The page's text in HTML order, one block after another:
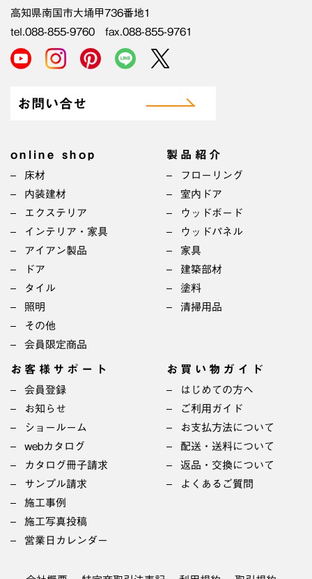
高知県南国市大埇甲736番地1
tel.088-855-9760 fax.088-855-9761
お問い合せ
online shop
床材
内装建材
エクステリア
インテリア・家具
アイアン製品
ドア
タイル
照明
その他
会員限定商品
製品紹介
フローリング
室内ドア
ウッドボード
ウッドパネル
家具
建築部材
塗料
清掃用品
お客様サポート
会員登録
お知らせ
ショールーム
webカタログ
カタログ冊子請求
サンプル請求
施工事例
施工写真投稿
営業日カレンダー
お買い物ガイド
はじめての方へ
ご利用ガイド
お支払方法について
配送・送料について
返品・交換について
よくあるご質問